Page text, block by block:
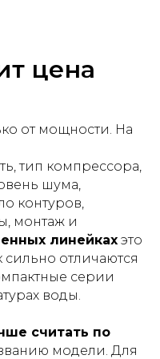
цена
от мощности. На
тип компрессора,
шума,
контуров,
монтаж и
линейках это
отличаются
серии
воды.
считать по
модели. Для